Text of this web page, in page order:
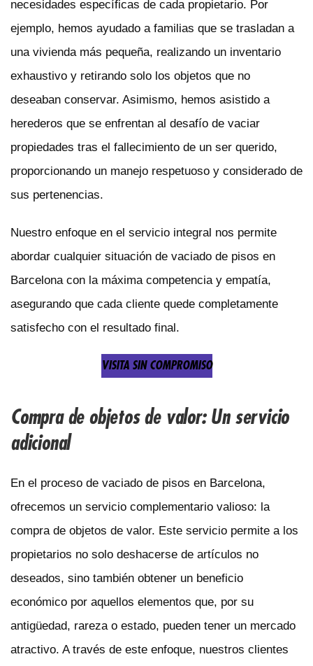
necesidades específicas de cada propietario. Por
ejemplo, hemos ayudado a familias que se trasladan a
una vivienda más pequeña, realizando un inventario
exhaustivo y retirando solo los objetos que no
deseaban conservar. Asimismo, hemos asistido a
herederos que se enfrentan al desafío de vaciar
propiedades tras el fallecimiento de un ser querido,
proporcionando un manejo respetuoso y considerado de
sus pertenencias.
Nuestro enfoque en el servicio integral nos permite
abordar cualquier situación de vaciado de pisos en
Barcelona con la máxima competencia y empatía,
asegurando que cada cliente quede completamente
satisfecho con el resultado final.
VISITA SIN COMPROMISO
Compra de objetos de valor: Un servicio
adicional
En el proceso de vaciado de pisos en Barcelona,
ofrecemos un servicio complementario valioso: la
compra de objetos de valor. Este servicio permite a los
propietarios no solo deshacerse de artículos no
deseados, sino también obtener un beneficio
económico por aquellos elementos que, por su
antigüedad, rareza o estado, pueden tener un mercado
atractivo. A través de este enfoque, nuestros clientes